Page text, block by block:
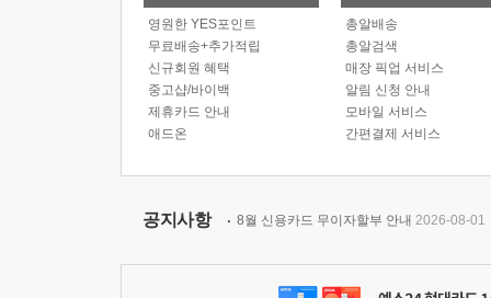
영원한 YES포인트
무료배송+추가적립
신규회원 혜택
중고샵/바이백
제휴카드 안내
애드온
총알배송
총알검색
매장 픽업 서비스
알림 신청 안내
모바일 서비스
간편결제 서비스
공지사항 8월 신용카드 무이자할부 안내 2026-08-01